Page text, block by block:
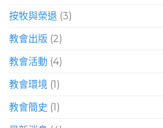
按牧與榮退 (3)
教會出版 (2)
教會活動 (4)
教會環境 (1)
教會簡史 (1)